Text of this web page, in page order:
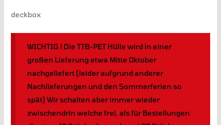
deckbox
WICHTIG ! Die TTB-PET Hülle wird in einer
großen Lieferung etwa Mitte Oktober
nachgeliefert (leider aufgrund anderer
Nachlieferungen und den Sommerferien so
spät) Wir schalten aber immer wieder
zwischendrin welche frei, als für Bestellungen